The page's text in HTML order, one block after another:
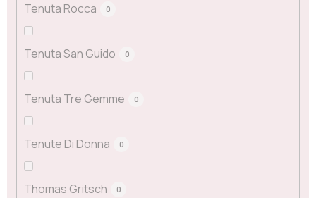
Tenuta Rocca 0
Tenuta San Guido 0
Tenuta Tre Gemme 0
Tenute Di Donna 0
Thomas Gritsch 0